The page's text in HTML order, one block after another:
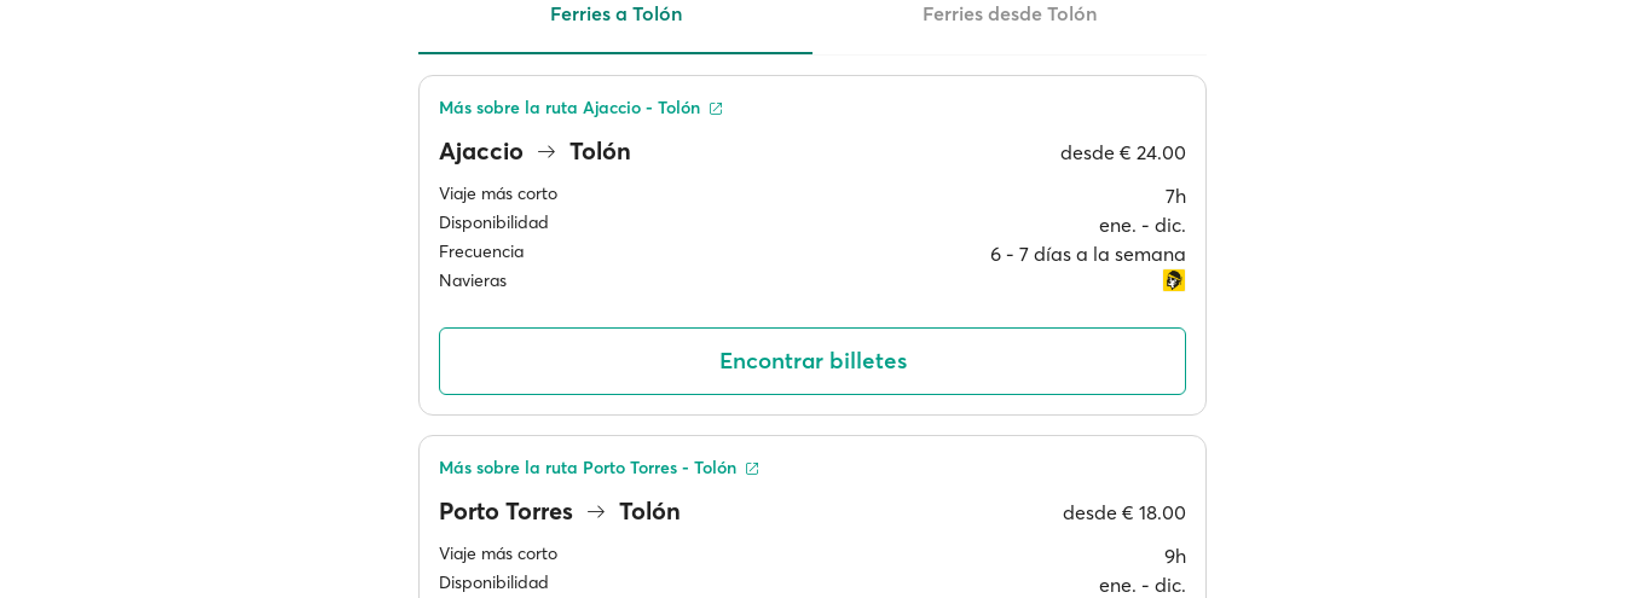
Ferries a Tolón Ferries desde Tolón
Ajaccio Tolón desde € 24.00
Viaje más corto 7h
Disponibilidad ene. ‐ dic.
Frecuencia 6 ‐ 7 días a la semana
Navieras
Más sobre la ruta Ajaccio - Tolón
Encontrar billetes
Porto Torres Tolón desde € 18.00
Viaje más corto 9h
Disponibilidad ene. ‐ dic.
Más sobre la ruta Porto Torres - Tolón